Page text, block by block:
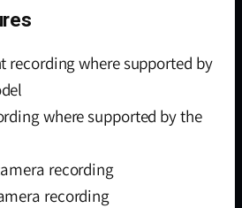
recording where supported by
where supported by the
recording
recording